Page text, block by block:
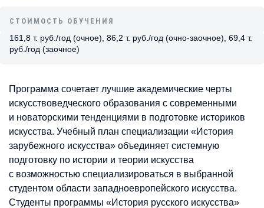
СТОИМОСТЬ ОБУЧЕНИЯ
161,8 т. руб./год (очное), 86,2 т. руб./год (очно-заочное), 69,4 т.
руб./год (заочное)
Программа сочетает лучшие академические черты
искусствоведческого образования с современными
и новаторскими тенденциями в подготовке историков
искусства. Учебный план специализации «История
зарубежного искусства» объединяет системную
подготовку по истории и теории искусства
с возможностью специализироваться в выбранной
студентом области западноевропейского искусства.
Студенты программы «История русского искусства»